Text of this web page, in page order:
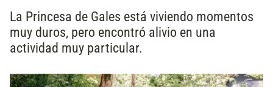
La Princesa de Gales está viviendo momentos
muy duros, pero encontró alivio en una
actividad muy particular.